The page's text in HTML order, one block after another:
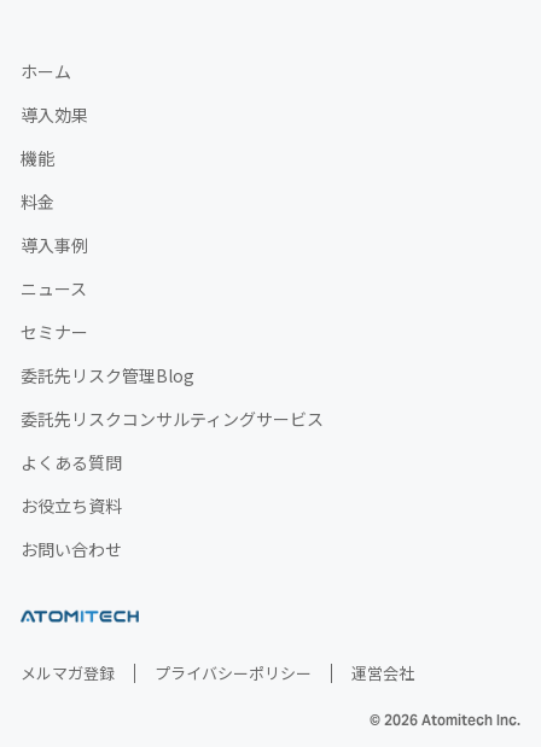
ホーム
導入効果
機能
料金
導入事例
ニュース
セミナー
委託先リスク管理Blog
委託先リスクコンサルティングサービス
よくある質問
お役立ち資料
お問い合わせ
メルマガ登録 プライバシーポリシー 運営会社
© 2026 Atomitech Inc.